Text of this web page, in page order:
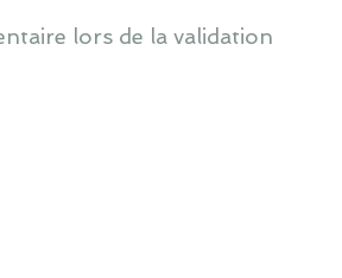
lors de la validation